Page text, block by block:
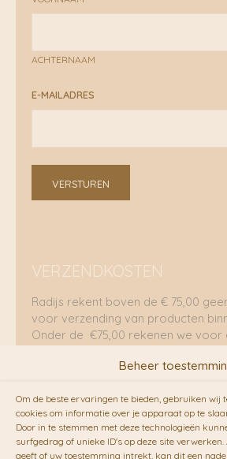
Beheer
Om de beste ervaringen te bieden, gebruiken wij
cookies om informatie over je apparaat op te
Door in te stemmen met deze technologieën
surfgedrag of unieke ID's op deze site
geeft of uw toestemming intrekt, kan dit een
ACHTERNAAM
E-MAILADRES
VERSTUREN
VERZENDKOSTEN
Radijs rekent boven de € 75,00
voor verzending van producten
Onder de €75,00 rekenen we voor
RADIJS werkt samen met de
vanFietskoeriers.nl. Pakketten
10.00 uur besteld op een